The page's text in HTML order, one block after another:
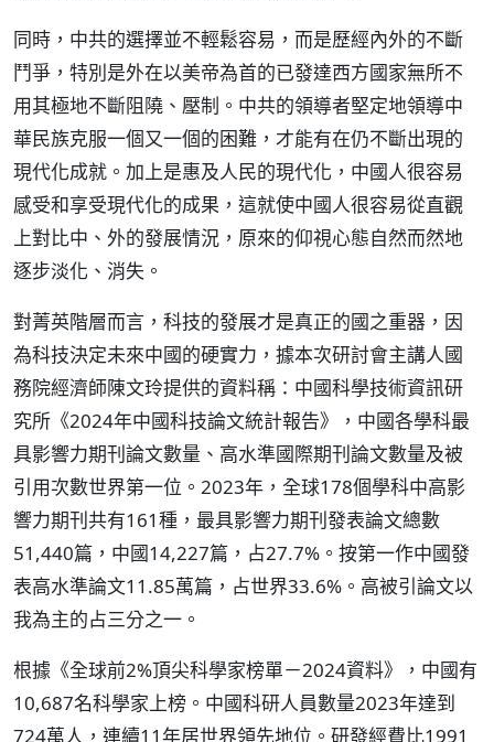
同時，中共的選擇並不輕鬆容易，而是歷經內外的不斷
鬥爭，特別是外在以美帝為首的已發達西方國家無所不
用其極地不斷阻隢、壓制。中共的領導者堅定地領導中
華民族克服一個又一個的困難，才能有在仍不斷出現的
現代化成就。加上是惠及人民的現代化，中國人很容易
感受和享受現代化的成果，這就使中國人很容易從直觀
上對比中、外的發展情況，原來的仰視心態自然而然地
逐步淡化、消失。
對菁英階層而言，科技的發展才是真正的國之重器，因
為科技決定未來中國的硬實力，據本次研討會主講人國
務院經濟師陳文玲提供的資料稱：中國科學技術資訊研
究所《2024年中國科技論文統計報告》，中國各學科最
具影響力期刊論文數量、高水準國際期刊論文數量及被
引用次數世界第一位。2023年，全球178個學科中高影
響力期刊共有161種，最具影響力期刊發表論文總數
51,440篇，中國14,227篇，占27.7%。按第一作中國發
表高水準論文11.85萬篇，占世界33.6%。高被引論文以
我為主的占三分之一。
根據《全球前2%頂尖科學家榜單－2024資料》，中國有
10,687名科學家上榜。中國科研人員數量2023年達到
724萬人，連續11年居世界領先地位。研發經費比1991